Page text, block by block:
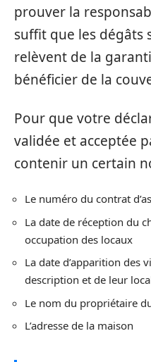
prouver la
suffit que les dégâts
relèvent de la
bénéficier de la
Pour que votre
validée et acceptée
contenir un certain
Le numéro du contrat
La date de réception du
occupation des locaux
La date d’apparition des
description et de leur
Le nom du propriétaire
L’adresse de la maison